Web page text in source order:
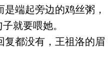
端起旁边的鸡丝粥，
就要喂她。
都没有，王祖洛的眉